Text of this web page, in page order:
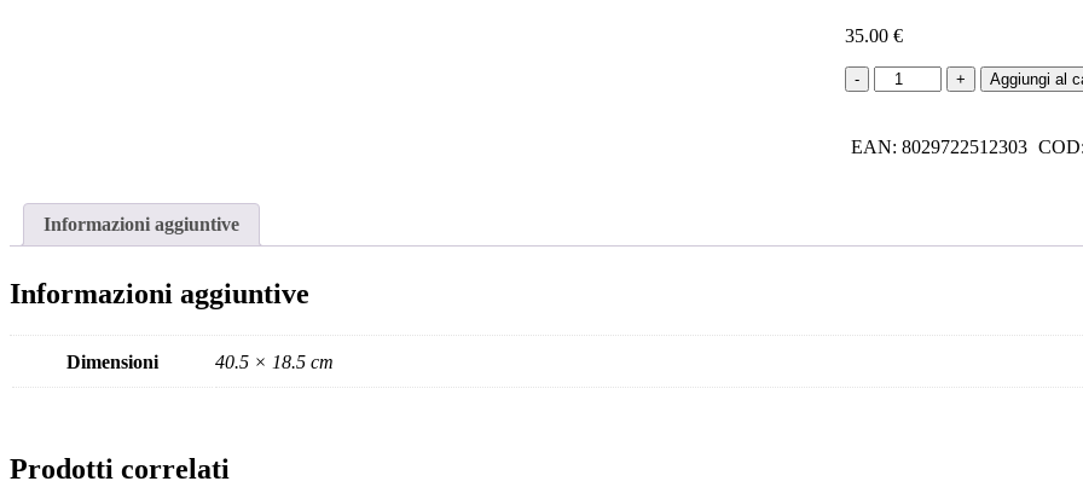
35.00 €
VASSOIO
RETTANGOLARE
STAGIONI
Aggiungi al
EAN: 8029722512303 COD:
Informazioni aggiuntive
Informazioni aggiuntive
Dimensioni 40.5 × 18.5 cm
Prodotti correlati